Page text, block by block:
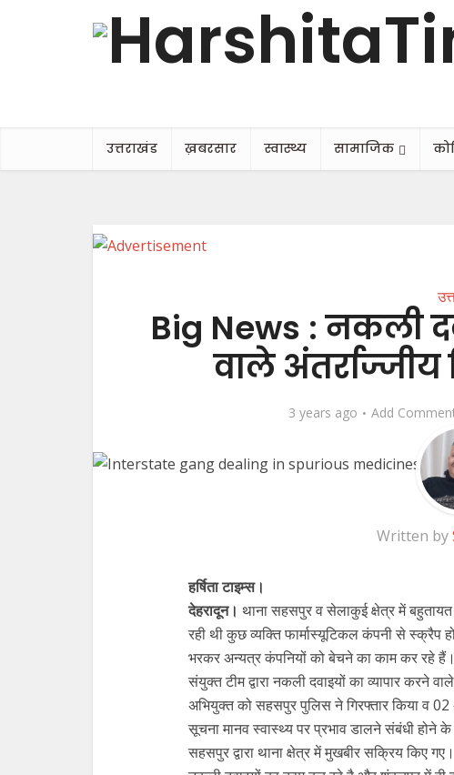
उत्तराखंड ख़बरसार स्वास्थ्य सामाजिक
Big News : नकली
वाले अंतर्राज्जीय
3 years ago Add
Written by
हर्षिता टाइम्स।
देहरादून। थाना सहसपुर व सेलाकुई क्षेत्र में
रही थी कुछ व्यक्ति फार्मास्यूटिकल कंपनी से
भरकर अन्यत्र कंपनियों को बेचने का काम कर रहे
संयुक्त टीम द्वारा नकली दवाइयों का व्यापार करने
अभियुक्त को सहसपुर पुलिस ने गिरफ्तार किया व
सूचना मानव स्वास्थ्य पर प्रभाव डालने संबंधी होने
सहसपुर द्वारा थाना क्षेत्र में मुखबीर सक्रिय किए